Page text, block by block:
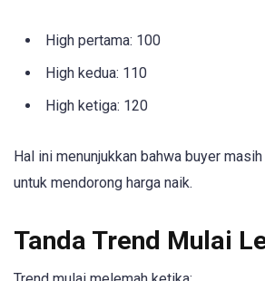
High pertama: 100
High kedua: 110
High ketiga: 120
Hal ini menunjukkan bahwa buyer
untuk mendorong harga naik.
Tanda Trend Mulai